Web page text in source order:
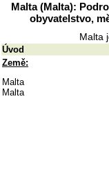
Malta (Malta):
obyvatelstvo,
Malta
Úvod
Země:
Malta
Malta